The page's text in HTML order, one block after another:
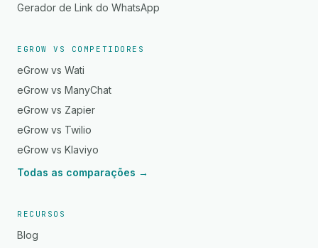
Gerador de Link do WhatsApp
EGROW VS COMPETIDORES
eGrow vs Wati
eGrow vs ManyChat
eGrow vs Zapier
eGrow vs Twilio
eGrow vs Klaviyo
Todas as comparações →
RECURSOS
Blog